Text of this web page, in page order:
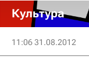
Культура
11:06 31.08.2012